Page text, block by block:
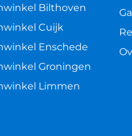
Bilthoven
Cuijk
Enschede
Groningen
Limmen